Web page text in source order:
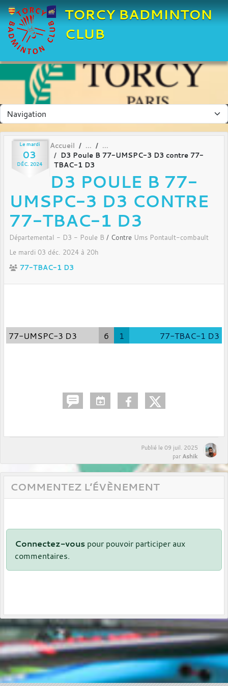
TORCY BADMINTON
CLUB
Le mardi
03
DÉC. 2024
Accueil
D3 Poule B 77-UMSPC-3 D3 contre 77-
TBAC-1 D3
D3 POULE B 77-
UMSPC-3 D3 CONTRE
77-TBAC-1 D3
Départemental - D3 - Poule B / Contre Ums Pontault-combault
Le mardi 03 déc. 2024 à 20h
77-TBAC-1 D3
77-UMSPC-3 D3 6 1 77-TBAC-1 D3
Publié le 09 juil. 2025
par Ashik
COMMENTEZ L’ÉVÈNEMENT
Connectez-vous pour pouvoir participer aux
commentaires.
Panneau de gestion des cookies